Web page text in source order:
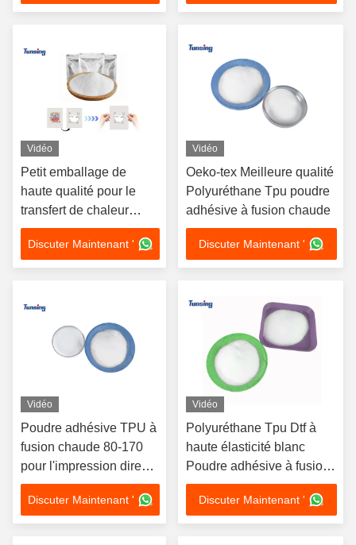
Transfert Thermique
Vidéo
Petit emballage de
haute qualité pour le
transfert de chaleur
Polyuréthane Dtf colle
en poudre à fusion
chaude
Discuter Maintenant '
Vidéo
Oeko-tex Meilleure qualité
Polyuréthane Tpu poudre
adhésive à fusion chaude
Discuter Maintenant '
Vidéo
Poudre adhésive TPU à
fusion chaude 80-170
pour l'impression directe
sur film
Discuter Maintenant '
Vidéo
Polyuréthane Tpu Dtf à
haute élasticité blanc
Poudre adhésive à fusion
chaude pour la
progression du Dtf
Discuter Maintenant '